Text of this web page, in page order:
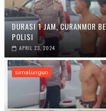
DURASI 1 JAM, CURANMOR
POLISI
APRIL 23, 2024
simalungun